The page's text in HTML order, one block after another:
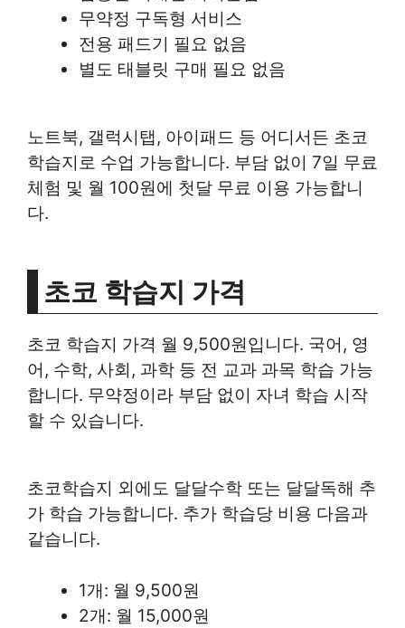
무약정 구독형 서비스
전용 패드기 필요 없음
별도 태블릿 구매 필요 없음
노트북, 갤럭시탭, 아이패드 등 어디서든 초코
학습지로 수업 가능합니다. 부담 없이 7일 무료
체험 및 월 100원에 첫달 무료 이용 가능합니
다.
초코 학습지 가격
초코 학습지 가격 월 9,500원입니다. 국어, 영
어, 수학, 사회, 과학 등 전 교과 과목 학습 가능
합니다. 무약정이라 부담 없이 자녀 학습 시작
할 수 있습니다.
초코학습지 외에도 달달수학 또는 달달독해 추
가 학습 가능합니다. 추가 학습당 비용 다음과
같습니다.
1개: 월 9,500원
2개: 월 15,000원